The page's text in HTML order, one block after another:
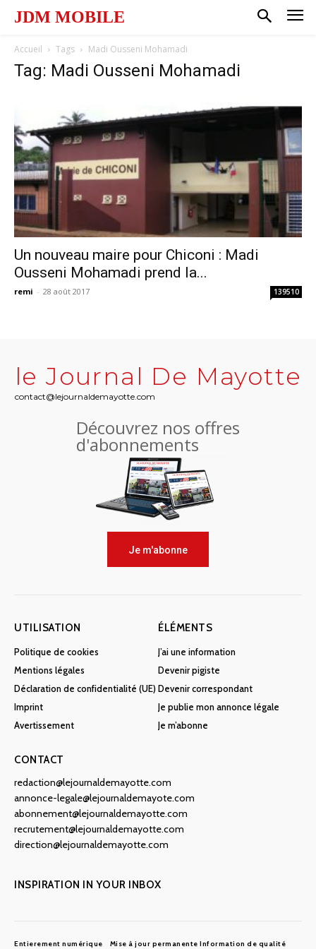
JDM MOBILE
Accueil Tags Madi Ousseni Mohamadi
Tag: Madi Ousseni Mohamadi
Un nouveau maire pour Chiconi : Madi
Ousseni Mohamadi prend la...
remi - 28 août 2017 139510
le Journal De Mayotte
contact@lejournaldemayotte.com
Découvrez nos offres
d'abonnements
Je m'abonne
UTILISATION
Politique de cookies
Mentions légales
Déclaration de confidentialité (UE)
Imprint
Avertissement
ÉLÉMENTS
J’ai une information
Devenir pigiste
Devenir correspondant
Je publie mon annonce légale
Je m’abonne
CONTACT
redaction@lejournaldemayotte.com
annonce-legale@lejournaldemayote.com
abonnement@lejournaldemayotte.com
recrutement@lejournaldemayotte.com
direction@lejournaldemayotte.com
INSPIRATION IN YOUR INBOX
Entierement numérique Mise à jour permanente Information de qualité